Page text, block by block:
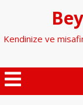
Kendinize ve
Menüyü